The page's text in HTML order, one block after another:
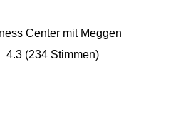
Center mit Meggen
4.3 (234 Stimmen)